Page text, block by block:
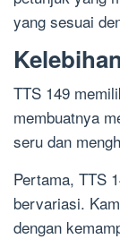
yang sesuai
TTS 149
membuatnya
seru dan
Pertama, TTS
bervariasi.
dengan